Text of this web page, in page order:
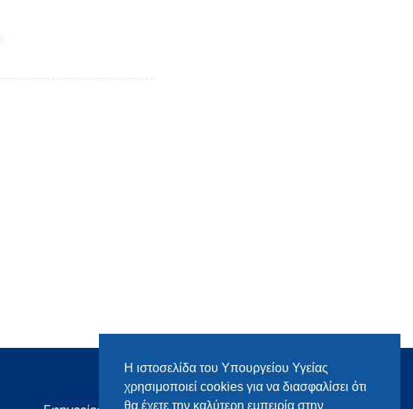
Η ιστοσελίδα του Υπουργείου Υγείας
χρησιμοποιεί cookies για να διασφαλίσει ότι
θα έχετε την καλύτερη εμπειρία στην